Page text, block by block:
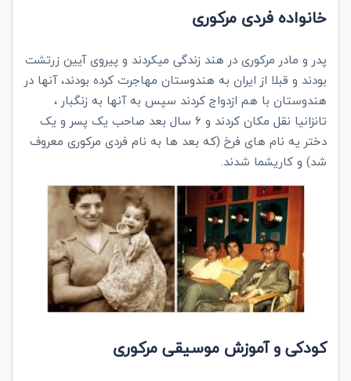
خانواده فردی مرکوری
پدر و مادر مرکوری در هند زندگی میکردند و پیروی آیین زرتشت
بودند و قبلا از ایران به هندوستان مهاجرت کرده بودند، آنها در
هندوستان با هم ازدواج کردند سپس به آنها به زنگبار ،
تانزانیا نقل مکان کردند و 6 سال بعد صاحب یک پسر و یک
دختر یه نام های فرخ (که بعد ها به نام فردی مرکوری معروف
شد) و کاریشما شدند.
کودکی و آموزش موسیقی مرکوری